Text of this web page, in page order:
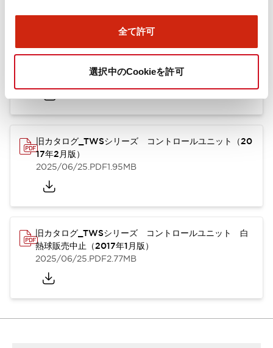
全て許可
選択中のCookieを許可
TWSシリーズ コントロールユニット（2025年6月
.PDF1.30MB
旧カタログ_TWSシリーズ コントロールユニット（20
17年2月版）
2025/06/25.PDF1.95MB
旧カタログ_TWSシリーズ コントロールユニット 白
熱球販売中止（2017年1月版）
2025/06/25.PDF2.77MB